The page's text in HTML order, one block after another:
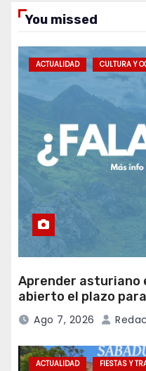
You missed
ACTUALIDAD CULTURA Y
Aprender asturiano
abierto el plazo
programa Falamos
Ago 7, 2026
ACTUALIDAD FIESTAS Y